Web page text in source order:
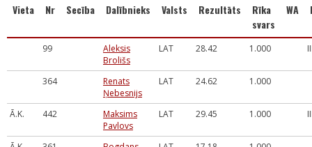
Vieta Nr Secība Dalībnieks Valsts Rezultāts
Rīka
svars
WA
99
Aleksis
Brolišs
LAT 28.42 1.000
364
Renats
Ņebesnijs
LAT 24.62 1.000
Ā.K. 442
Maksims
Pavlovs
LAT 29.45 1.000